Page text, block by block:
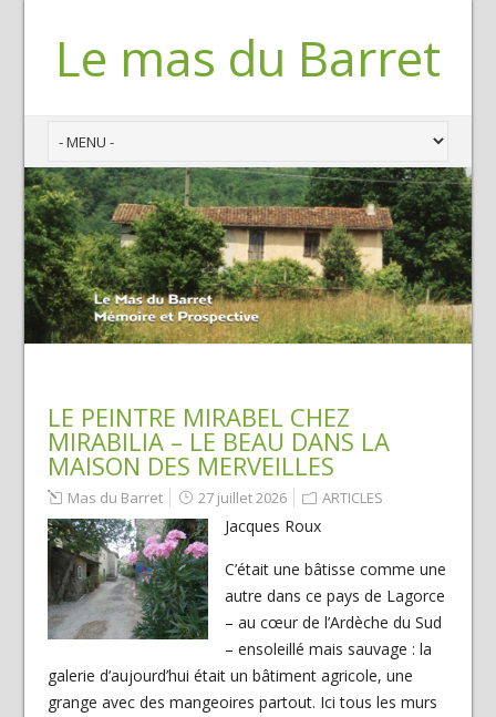
Le mas du Barret
LE PEINTRE MIRABEL CHEZ
MIRABILIA – LE BEAU DANS LA
MAISON DES MERVEILLES
Mas du Barret 27 juillet 2026 ARTICLES
Jacques Roux
C’était une bâtisse comme une
autre dans ce pays de Lagorce
– au cœur de l’Ardèche du Sud
– ensoleillé mais sauvage : la
galerie d’aujourd’hui était un bâtiment agricole, une
grange avec des mangeoires partout. Ici tous les murs